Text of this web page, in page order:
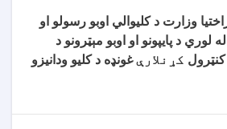
وزارت د کلیوالي اوبو رسولو او
لوري د پایپونو او اوبو مېټرونو د
کړنلارېغونډه د کلیو ودانیزو